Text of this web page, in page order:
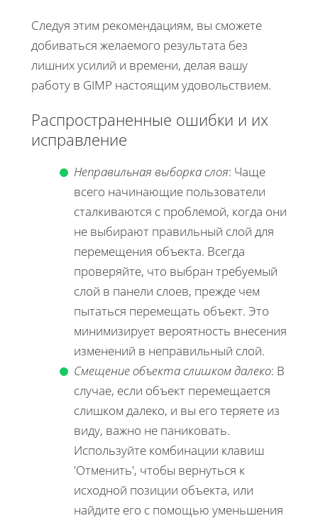
Следуя этим рекомендациям, вы сможете
добиваться желаемого результата без
лишних усилий и времени, делая вашу
работу в GIMP настоящим удовольствием.
Распространенные ошибки и их
исправление
Неправильная выборка слоя: Чаще
всего начинающие пользователи
сталкиваются с проблемой, когда они
не выбирают правильный слой для
перемещения объекта. Всегда
проверяйте, что выбран требуемый
слой в панели слоев, прежде чем
пытаться перемещать объект. Это
минимизирует вероятность внесения
изменений в неправильный слой.
Смещение объекта слишком далеко: В
случае, если объект перемещается
слишком далеко, и вы его теряете из
виду, важно не паниковать.
Используйте комбинации клавиш
'Отменить', чтобы вернуться к
исходной позиции объекта, или
найдите его с помощью уменьшения